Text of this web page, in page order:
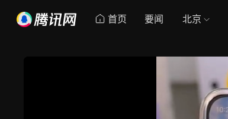
首页 要闻 北京